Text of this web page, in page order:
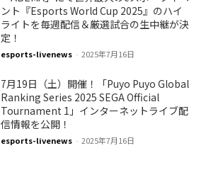
ント『Esports World Cup 2025』のハイ
ライトを毎週配信＆厳選試合の生中継が決
定！
esports-livenews - 2025年7月16日
7月19日（土）開催！「Puyo Puyo Global
Ranking Series 2025 SEGA Official
Tournament 1」インターネットライブ配
信情報を公開！
esports-livenews - 2025年7月16日